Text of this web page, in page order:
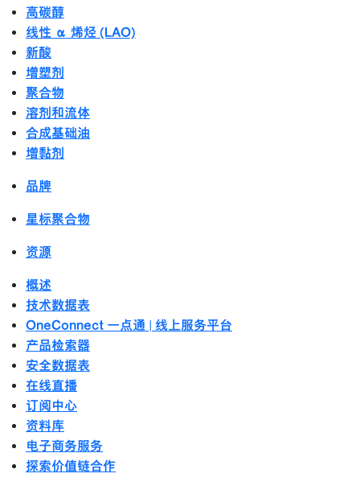
高碳醇
线性 α 烯烃 (LAO)
新酸
增塑剂
聚合物
溶剂和流体
合成基础油
增黏剂
品牌
星标聚合物
资源
概述
技术数据表
OneConnect 一点通 | 线上服务平台
产品检索器
安全数据表
在线直播
订阅中心
资料库
电子商务服务
探索价值链合作